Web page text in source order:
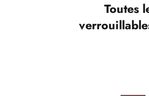
Toutes